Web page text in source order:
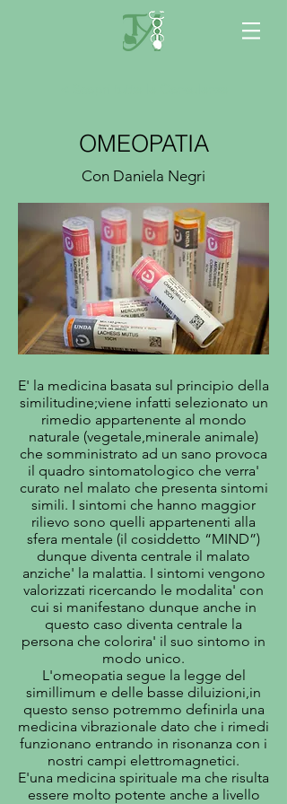
OMEOPATIA
Con Daniela Negri
E' la medicina basata sul principio della
similitudine;viene infatti selezionato un
rimedio appartenente al mondo
naturale (vegetale,minerale animale)
che somministrato ad un sano provoca
il quadro sintomatologico che verra'
curato nel malato che presenta sintomi
simili. I sintomi che hanno maggior
rilievo sono quelli appartenenti alla
sfera mentale (il cosiddetto “MIND”)
dunque diventa centrale il malato
anziche' la malattia. I sintomi vengono
valorizzati ricercando le modalita' con
cui si manifestano dunque anche in
questo caso diventa centrale la
persona che colorira' il suo sintomo in
modo unico.
L'omeopatia segue la legge del
simillimum e delle basse diluizioni,in
questo senso potremmo definirla una
medicina vibrazionale dato che i rimedi
funzionano entrando in risonanza con i
nostri campi elettromagnetici.
E'una medicina spirituale ma che risulta
essere molto potente anche a livello